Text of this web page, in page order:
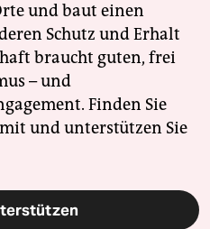
und baut einen
Schutz und Erhalt
braucht guten, frei
– und
Finden Sie
und unterstützen Sie